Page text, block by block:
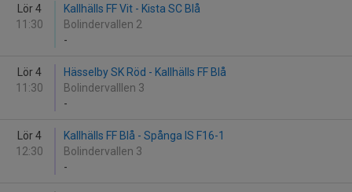
Lör 4
11:30
Kallhälls FF Vit - Kista SC Blå
Bolindervallen 2
-
Lör 4
11:30
Hässelby SK Röd - Kallhälls FF Blå
Bolindervalllen 3
-
Lör 4
12:30
Kallhälls FF Blå - Spånga IS F16-1
Bolindervallen 3
-